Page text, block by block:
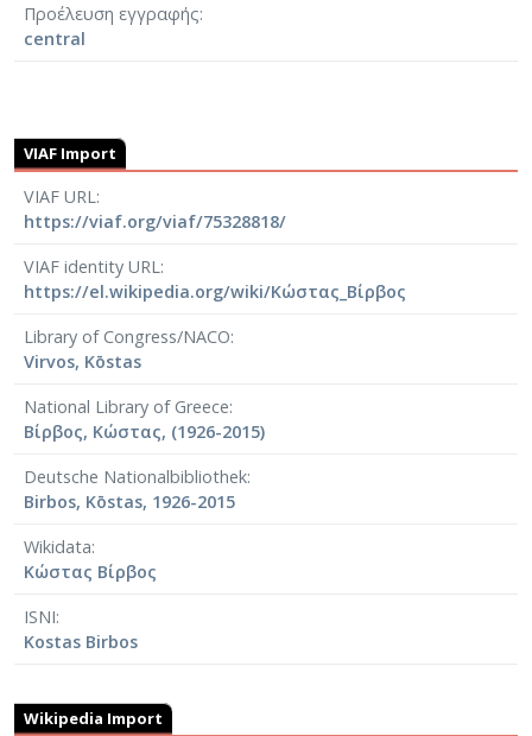
Προέλευση εγγραφής
central
VIAF Import
VIAF URL
https://viaf.org/viaf/75328818/
VIAF identity URL
https://el.wikipedia.org/wiki/Κώστας_Βίρβος
Library of Congress/NACO
Virvos, Kōstas
National Library of Greece
Βίρβος, Κώστας, (1926-2015)
Deutsche Nationalbibliothek
Birbos, Kōstas, 1926-2015
Wikidata
Κώστας Βίρβος
ISNI
Kostas Birbos
Wikipedia Import